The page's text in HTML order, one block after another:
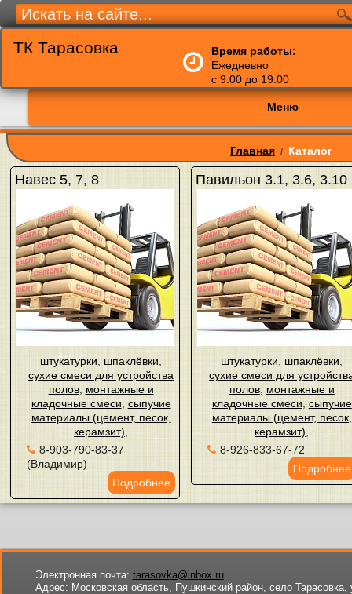
ТК Тарасовка
Время работы:
Ежедневно
с 9.00 до 19.00
Меню
Главная / Каталог
Навес 5, 7, 8
штукатурки шпаклёвки
сухие смеси для устройства
полов, монтажные и
кладочные смеси сыпучие
материалы (цемент, песок,
керамзит)
8-903-790-83-37
(Владимир)
Подробнее
Павильон 3.1, 3.6, 3.10
штукатурки шпаклёвки
сухие смеси для
полов, монтажные и
кладочные смеси сыпучие
материалы (цемент, песок,
керамзит)
8-926-833-67-72
Подробнее
Электронная почта: tarasovka@inbox.ru
Адрес: Московская область, Пушкинский район, село